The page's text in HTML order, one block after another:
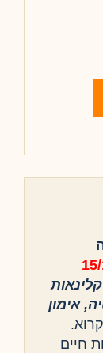
אימון
חיים